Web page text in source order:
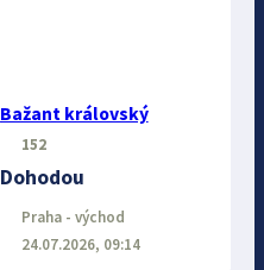
Bažant královský
152
Dohodou
Praha - východ
24.07.2026, 09:14